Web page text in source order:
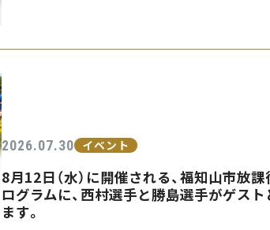
2026.07.30 イベント
8月12日（水）に開催される、福知山市放
ログラムに、西村選手と勝島選手がゲス
ます。